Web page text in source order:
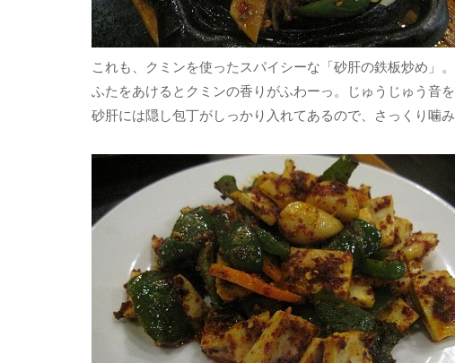
これも、クミンを使ったスパイシーな「砂肝の鉄板炒め」。
ふたをあけるとクミンの香りがふわーっ。じゅうじゅう音
砂肝には隠し包丁がしっかり入れてあるので、さっくり噛